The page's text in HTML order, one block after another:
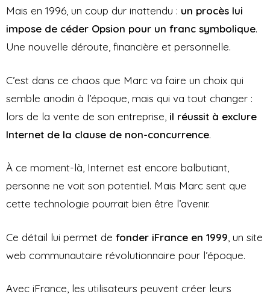
Mais en 1996, un coup dur inattendu : un procès lui
impose de céder Opsion pour un franc symbolique.
Une nouvelle déroute, financière et personnelle.
C’est dans ce chaos que Marc va faire un choix qui
semble anodin à l’époque, mais qui va tout changer :
lors de la vente de son entreprise, il réussit à exclure
Internet de la clause de non-concurrence.
À ce moment-là, Internet est encore balbutiant,
personne ne voit son potentiel. Mais Marc sent que
cette technologie pourrait bien être l’avenir.
Ce détail lui permet de fonder iFrance en 1999 , un site
web communautaire révolutionnaire pour l’époque.
Avec iFrance, les utilisateurs peuvent créer leurs